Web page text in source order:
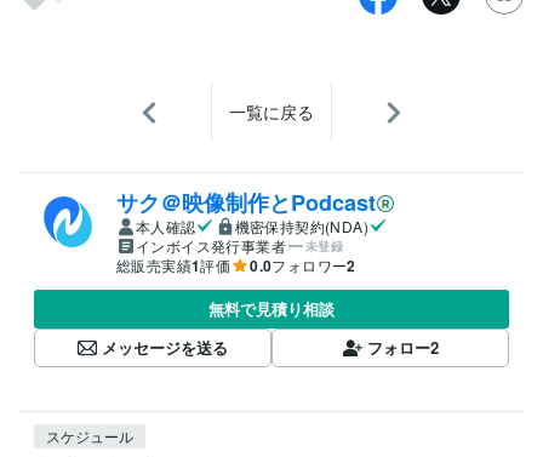
一覧に戻る
サク＠映像制作とPodcast
本人確認
機密保持契約(NDA)
インボイス発行事業者
未登録
総販売実績1評価 0.0フォロワー2
無料で見積り相談
メッセージを送る
フォロー2
スケジュール